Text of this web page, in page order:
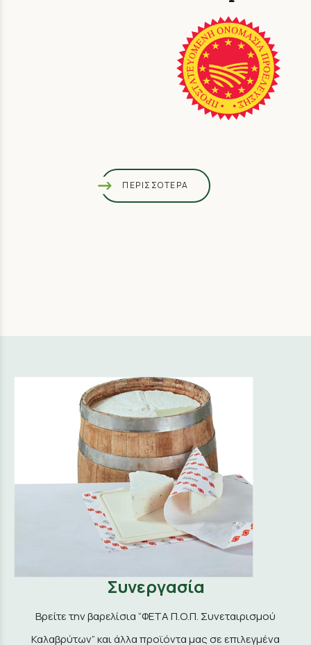
ΠΕΡΙΣΣΟΤΕΡΑ
Συνεργασία
Βρείτε την βαρελίσια “ΦΕΤΑ Π.Ο.Π. Συνεταιρισμού
Καλαβρύτων” και άλλα προϊόντα μας σε επιλεγμένα